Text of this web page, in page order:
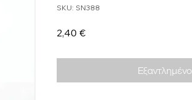
SKU: SN388
2,40 €Τιμή
Εξαντλημένο